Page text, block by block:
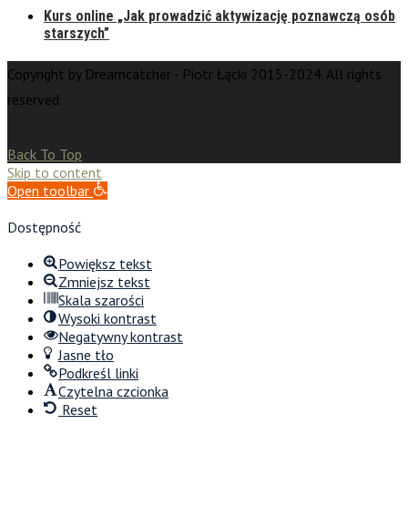
Kurs online „Jak prowadzić aktywizację poznawczą osób
starszych”
Copyright by Dreamcatcher - Piotr Łącki 2015-2024. All rights
reserved.
Back To Top
Skip to content
Open toolbar
Dostępność
Powiększ tekst
Zmniejsz tekst
Skala szarości
Wysoki kontrast
Negatywny kontrast
Jasne tło
Podkreśl linki
Czytelna czcionka
Reset